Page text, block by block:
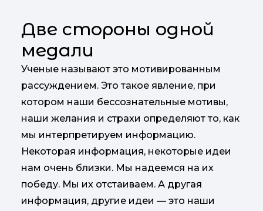
Две стороны одной
медали
Ученые называют это мотивированным
рассуждением. Это такое явление, при
котором наши бессознательные мотивы,
наши желания и страхи определяют то, как
мы интерпретируем информацию.
Некоторая информация, некоторые идеи
нам очень близки. Мы надеемся на их
победу. Мы их отстаиваем. А другая
информация, другие идеи — это наши